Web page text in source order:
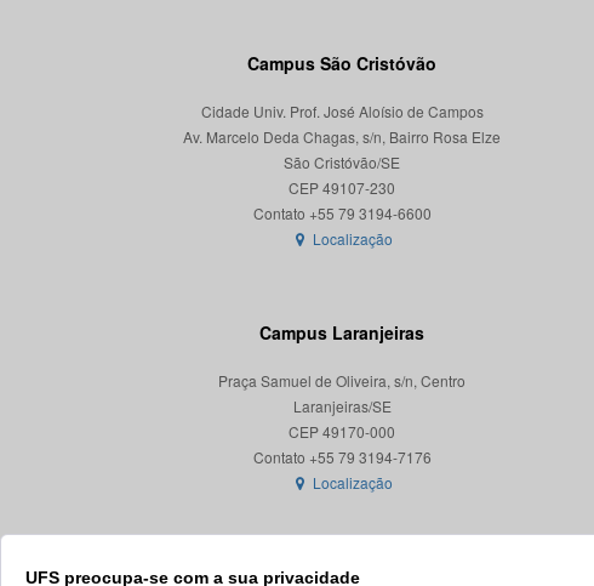
UFS preocupa-se com a sua privacidade
Campus São Cristóvão
Cidade Univ. Prof. José Aloísio de Campos
Av. Marcelo Deda Chagas, s/n, Bairro Rosa Elze
São Cristóvão/SE
CEP 49107-230
Localização
Campus Laranjeiras
Praça Samuel de Oliveira, s/n, Centro
Laranjeiras/SE
CEP 49170-000
Localização